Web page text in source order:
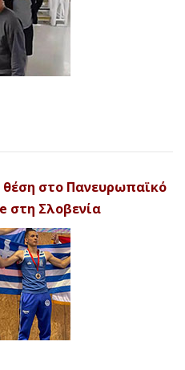
θέση στο Πανευρωπαϊκό
στη Σλοβενία